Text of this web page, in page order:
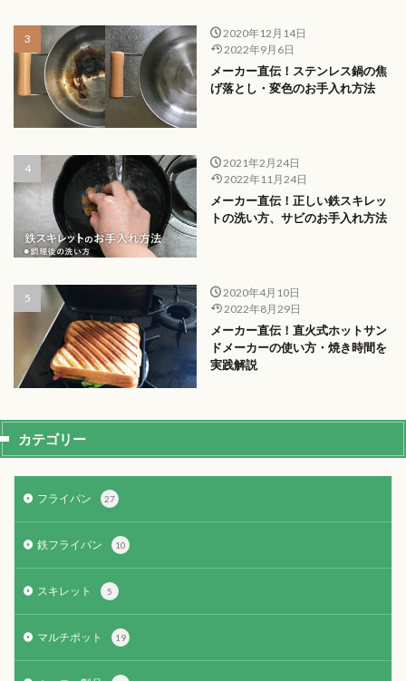
2020年12月14日
2022年9月6日
メーカー直伝！ステンレス鍋の焦
げ落とし・変色のお手入れ方法
2021年2月24日
2022年11月24日
メーカー直伝！正しい鉄スキレッ
トの洗い方、サビのお手入れ方法
2020年4月10日
2022年8月29日
メーカー直伝！直火式ホットサン
ドメーカーの使い方・焼き時間を
実践解説
カテゴリー
フライパン 27
鉄フライパン 10
スキレット 5
マルチポット 19